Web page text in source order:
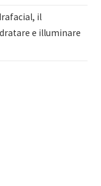
il
e illuminare